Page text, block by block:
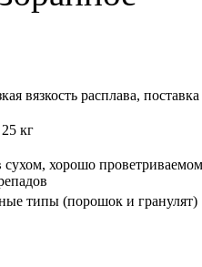
вязкость расплава, поставка
кг
сухом, хорошо
типы (порошок и гранулят)